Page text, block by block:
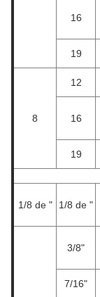
16
19
8
12
16
19
1/8 de " 1/8 de "
3/8"
7/16"